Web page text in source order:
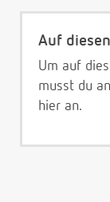
Auf
Um auf
musst du
hier an.